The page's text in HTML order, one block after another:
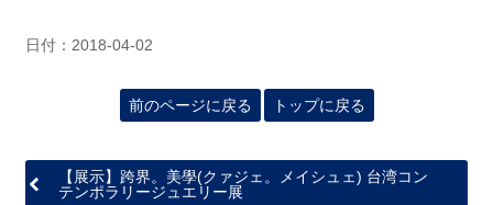
日付：2018-04-02
前のページに戻る トップに戻る
【展示】跨界。美學(クァジェ。メイシュェ) 台湾コン
テンポラリージュエリー展